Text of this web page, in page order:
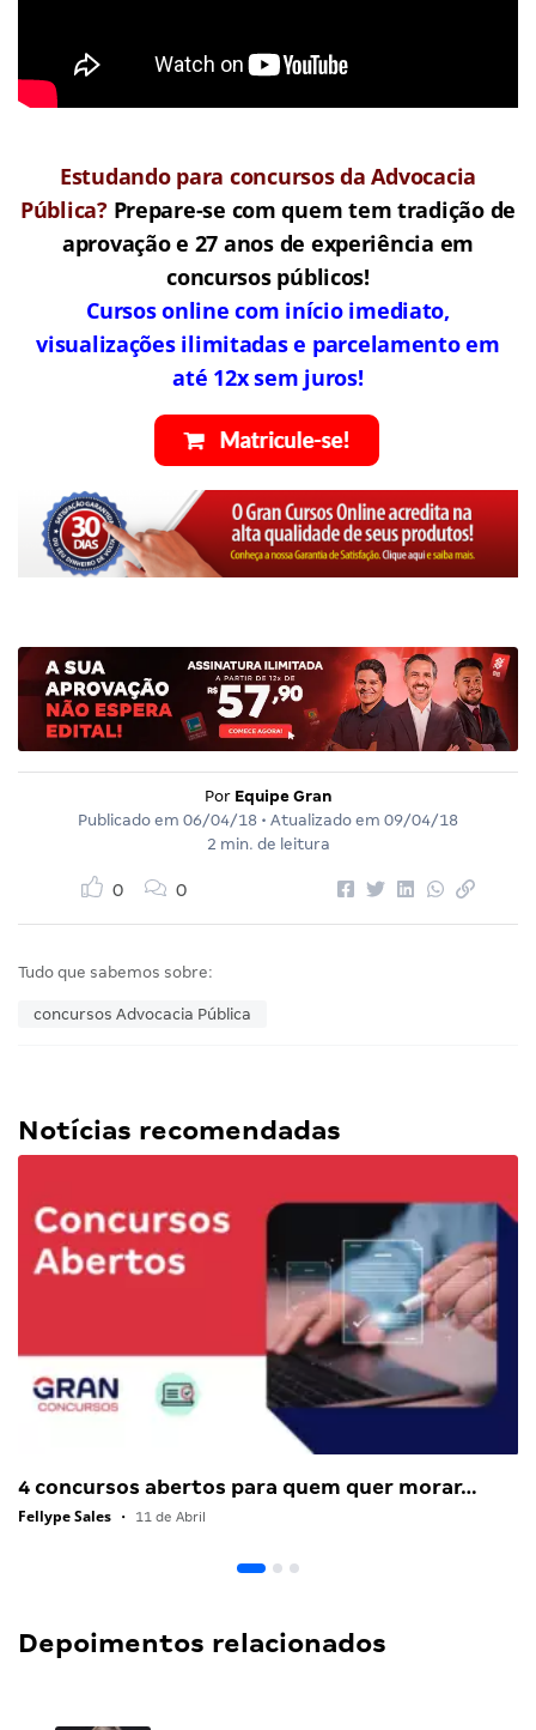
Estudando para concursos da Advocacia
Pública?Prepare-se com quem tem tradição de
aprovação e 27 anos de experiência em
concursos públicos!
Cursos online com início imediato,
visualizações ilimitadas e parcelamento em
até 12x sem juros!
Por Equipe Gran
Publicado em 06/04/18 • Atualizado em 09/04/18
2 min. de leitura
0 0
Tudo que sabemos sobre:
concursos Advocacia Pública
Notícias recomendadas
4 concursos abertos para quem quer morar…
Fellype Sales • 11 de Abril
Depoimentos relacionados